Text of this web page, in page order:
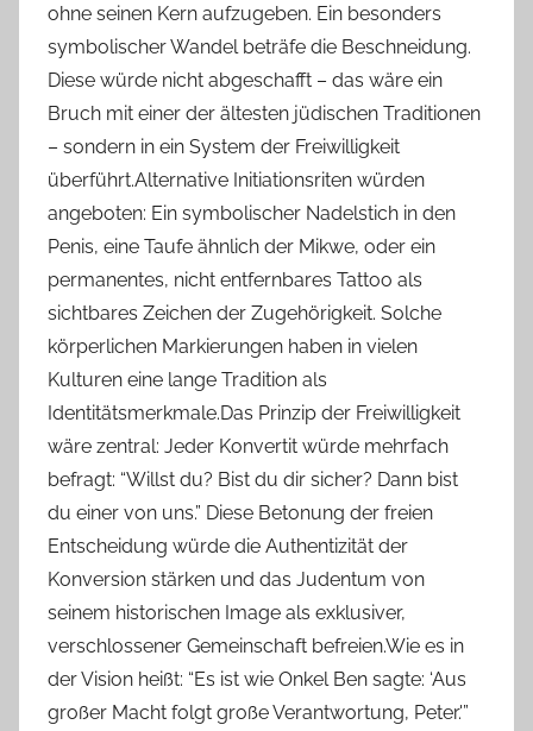
ohne seinen Kern aufzugeben. Ein besonders
symbolischer Wandel beträfe die Beschneidung.
Diese würde nicht abgeschafft – das wäre ein
Bruch mit einer der ältesten jüdischen Traditionen
– sondern in ein System der Freiwilligkeit
überführt.Alternative Initiationsriten würden
angeboten: Ein symbolischer Nadelstich in den
Penis, eine Taufe ähnlich der Mikwe, oder ein
permanentes, nicht entfernbares Tattoo als
sichtbares Zeichen der Zugehörigkeit. Solche
körperlichen Markierungen haben in vielen
Kulturen eine lange Tradition als
Identitätsmerkmale.Das Prinzip der Freiwilligkeit
wäre zentral: Jeder Konvertit würde mehrfach
befragt: “Willst du? Bist du dir sicher? Dann bist
du einer von uns.” Diese Betonung der freien
Entscheidung würde die Authentizität der
Konversion stärken und das Judentum von
seinem historischen Image als exklusiver,
verschlossener Gemeinschaft befreien.Wie es in
der Vision heißt: “Es ist wie Onkel Ben sagte: ‘Aus
großer Macht folgt große Verantwortung, Peter.'”